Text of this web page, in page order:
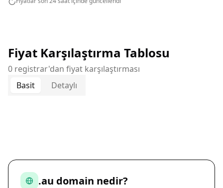
Fiyat Karşılaştırma Tablosu
0 registrar'dan fiyat karşılaştırması
Basit
Detaylı
.au domain nedir?